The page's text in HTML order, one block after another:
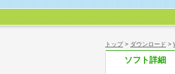
トップ> ダウンロード >
ソフト詳細